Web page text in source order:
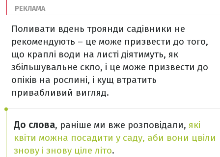
Поливати вдень троянди садівники не
рекомендують – це може призвести до того,
що краплі води на листі діятимуть, як
збільшувальне скло, і це може призвести до
опіків на рослині, і кущ втратить
привабливий вигляд.
До слова, раніше ми вже розповідали, які
квіти можна посадити у саду, аби вони цвіли
знову і знову ціле літо.